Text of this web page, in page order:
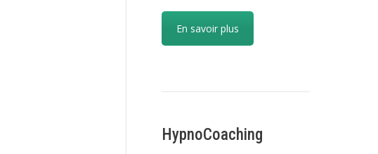
En savoir plus
HypnoCoaching